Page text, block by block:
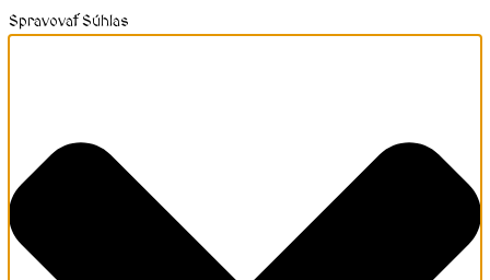
Spravovať Súhlas